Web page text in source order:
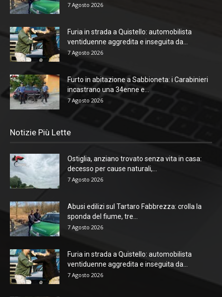
7 Agosto 2026
Furia in strada a Quistello: automobilista
ventiduenne aggredita e inseguita da...
7 Agosto 2026
Furto in abitazione a Sabbioneta: i Carabinieri
incastrano una 34enne e...
7 Agosto 2026
Notizie Più Lette
Ostiglia, anziano trovato senza vita in casa:
decesso per cause naturali,...
7 Agosto 2026
Abusi edilizi sul Tartaro Fabbrezza: crolla la
sponda del fiume, tre...
7 Agosto 2026
Furia in strada a Quistello: automobilista
ventiduenne aggredita e inseguita da...
7 Agosto 2026